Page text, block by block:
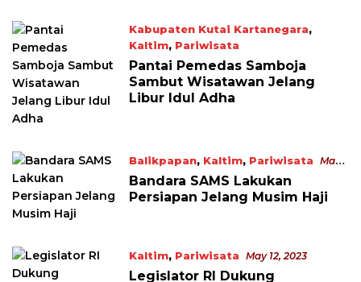
Kabupaten Kutai Kartanegara,
Kaltim, Pariwisata
June 30, 2023
Pantai Pemedas Samboja
Sambut Wisatawan Jelang
Libur Idul Adha
Balikpapan, Kaltim, Pariwisata May
17, 2023
Bandara SAMS Lakukan
Persiapan Jelang Musim Haji
Kaltim, Pariwisata May 12, 2023
Legislator RI Dukung